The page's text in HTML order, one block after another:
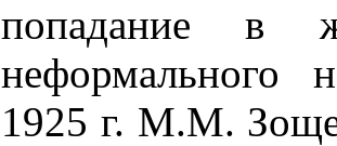
попадание в
неформального
1925 г. М.М.